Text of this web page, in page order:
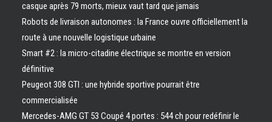
casque après 79 morts, mieux vaut tard que jamais
Robots de livraison autonomes : la France ouvre officiellement la
route à une nouvelle logistique urbaine
Smart #2 : la micro-citadine électrique se montre en version
définitive
Peugeot 308 GTI : une hybride sportive pourrait être
commercialisée
Mercedes-AMG GT 53 Coupé 4 portes : 544 ch pour redéfinir le